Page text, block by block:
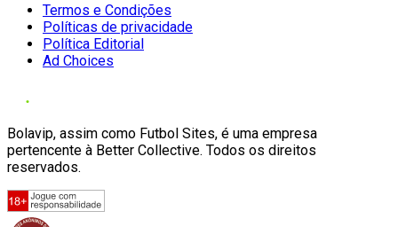
Termos e Condições
Políticas de privacidade
Política Editorial
Ad Choices
Bolavip, assim como Futbol Sites, é uma empresa
pertencente à Better Collective. Todos os direitos
reservados.